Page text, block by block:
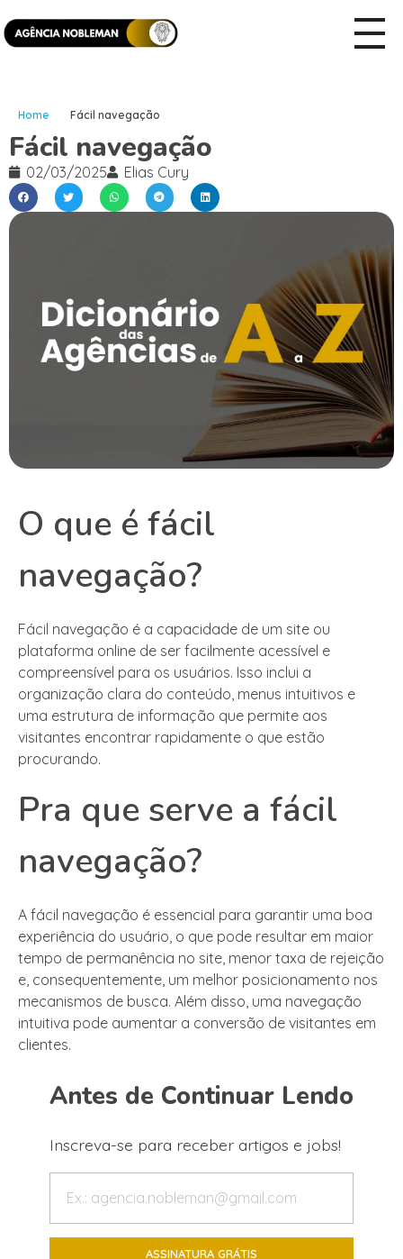
Home Fácil navegação
Fácil navegação
02/03/2025 Elias Cury
O que é fácil
navegação?
Fácil navegação é a capacidade de um site ou
plataforma online de ser facilmente acessível e
compreensível para os usuários. Isso inclui a
organização clara do conteúdo, menus intuitivos e
uma estrutura de informação que permite aos
visitantes encontrar rapidamente o que estão
procurando.
Pra que serve a fácil
navegação?
A fácil navegação é essencial para garantir uma boa
experiência do usuário, o que pode resultar em maior
tempo de permanência no site, menor taxa de rejeição
e, consequentemente, um melhor posicionamento nos
mecanismos de busca. Além disso, uma navegação
intuitiva pode aumentar a conversão de visitantes em
clientes.
Antes de Continuar Lendo
Inscreva-se para receber artigos e jobs!